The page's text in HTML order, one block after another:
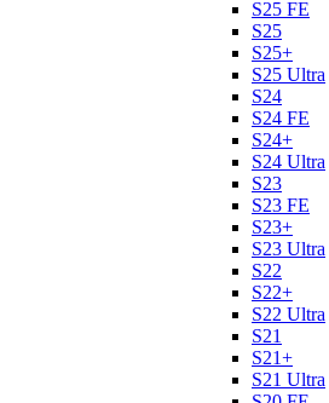
S25 FE
S25
S25+
S25 Ultra
S24
S24 FE
S24+
S24 Ultra
S23
S23 FE
S23+
S23 Ultra
S22
S22+
S22 Ultra
S21
S21+
S21 Ultra